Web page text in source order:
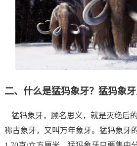
二、什么是猛犸象牙？猛犸象牙
猛犸象牙，顾名思义，就是灭绝后
称古象牙，又叫万年象牙。猛犸象牙